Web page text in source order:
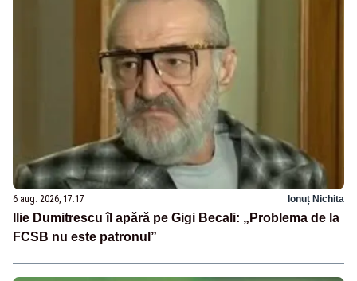
6 aug. 2026, 17:17 Ionuț Nichita
Ilie Dumitrescu îl apără pe Gigi Becali: „Problema de la
FCSB nu este patronul”